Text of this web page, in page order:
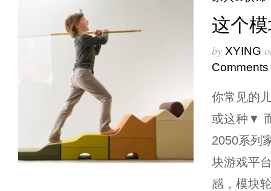
这个
by XYING
Comments
你常见的
或这种▼
2050系列
块游戏平
感，模块